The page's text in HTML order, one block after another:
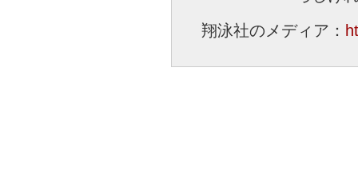
翔泳社のメディア：